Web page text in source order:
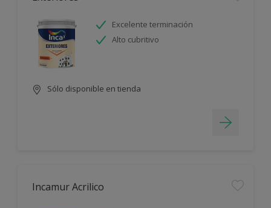
Excelente terminación
Alto cubritivo
Sólo disponible en tienda
Incamur Acrilico